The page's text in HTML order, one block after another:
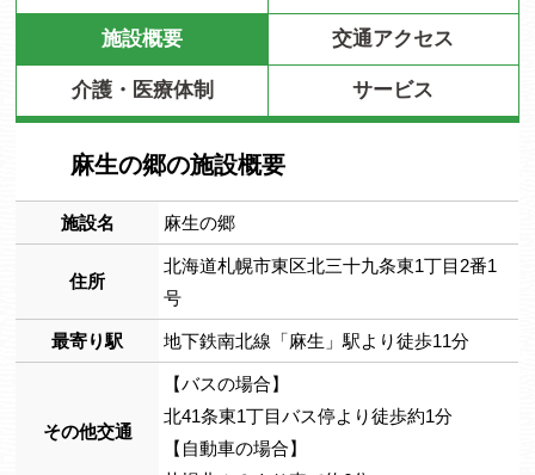
施設概要 交通アクセス
介護・医療体制 サービス
麻生の郷の施設概要
施設名 麻生の郷
住所
北海道札幌市東区北三十九条東1丁目2番1
号
最寄り駅 地下鉄南北線「麻生」駅より徒歩11分
その他交通
【バスの場合】
北41条東1丁目バス停より徒歩約1分
【自動車の場合】